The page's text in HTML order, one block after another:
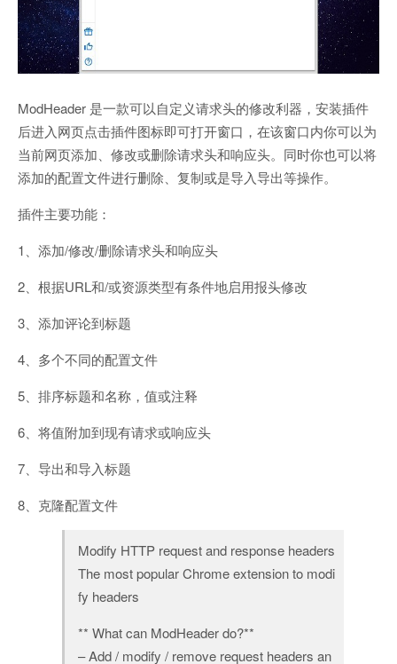
ModHeader 是一款可以自定义请求头的修改利器，安装插件
后进入网页点击插件图标即可打开窗口，在该窗口内你可以为
当前网页添加、修改或删除请求头和响应头。同时你也可以将
添加的配置文件进行删除、复制或是导入导出等操作。
插件主要功能：
1、添加/修改/删除请求头和响应头
2、根据URL和/或资源类型有条件地启用报头修改
3、添加评论到标题
4、多个不同的配置文件
5、排序标题和名称，值或注释
6、将值附加到现有请求或响应头
7、导出和导入标题
8、克隆配置文件
Modify HTTP request and response headers
The most popular Chrome extension to modi
fy headers
** What can ModHeader do?**
– Add / modify / remove request headers an